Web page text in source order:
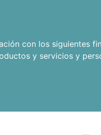
con los siguientes
y servicios y